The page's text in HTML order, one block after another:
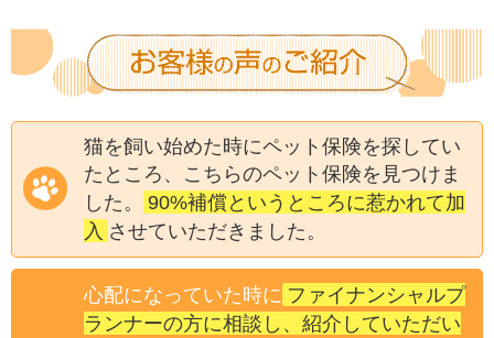
猫を飼い始めた時にペット保険を探してい
たところ、こちらのペット保険を見つけま
した。
90%補償というところに惹かれて加
入 させていただきました。
心配になっていた時に ファイナンシャルプ
ランナーの方に相談し、紹介していただい